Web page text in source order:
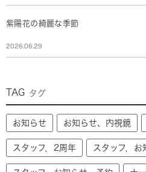
紫陽花の綺麗な季節
2026.06.29
TAG タグ
お知らせ お知らせ、内視鏡
スタッフ，2周年 スタッフ，お